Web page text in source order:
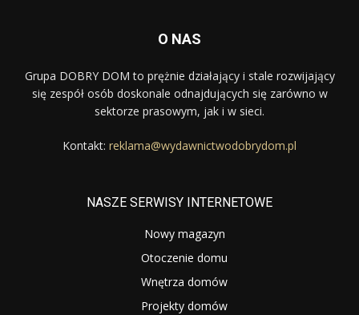
O NAS
Grupa DOBRY DOM to prężnie działający i stale rozwijający
się zespół osób doskonale odnajdujących się zarówno w
sektorze prasowym, jak i w sieci.
Kontakt: reklama@wydawnictwodobrydom.pl
NASZE SERWISY INTERNETOWE
Nowy magazyn
Otoczenie domu
Wnętrza domów
Projekty domów